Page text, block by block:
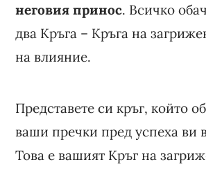
неговия принос. Всичко
два Кръга – Кръга на
на влияние.
Представете си кръг, който
ваши пречки пред успеха ви
Това е вашият Кръг на